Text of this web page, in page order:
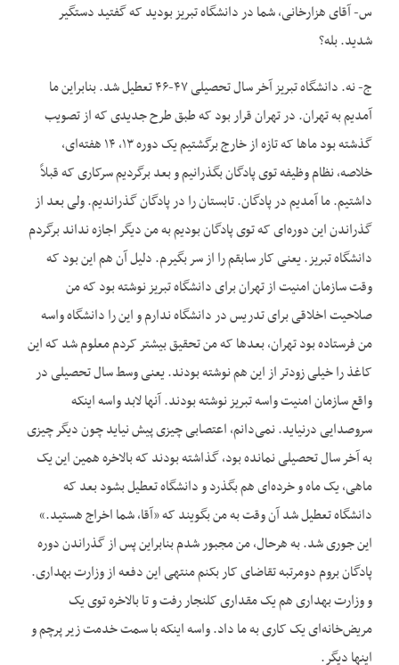
س- آقای هزارخانی، شما در دانشگاه تبریز بودید که گفتید دستگیر
شدید. بله؟
ج- نه. دانشگاه تبریز آخر سال تحصیلی ۴۷-۴۶ تعطیل شد. بنابراین ما
آمدیم به تهران. در تهران قرار بود که طبق طرح جدیدی که از تصویب
گذشته بود ماها که تازه از خارج برگشتیم یک دوره ۱۳، ۱۴ هفته‌ای،
خلاصه، نظام وظیفه توی پادگان بگذرانیم و بعد برگردیم سرکاری که قبلاً
داشتیم. ما آمدیم در پادگان. تابستان را در پادگان گذراندیم. ولی بعد از
گذراندن این دوره‌ای که توی پادگان بودیم به من دیگر اجازه نداند برگردم
دانشگاه تبریز. یعنی کار سابقم را از سر بگیرم. دلیل آن هم این بود که
وقت سازمان امنیت از تهران برای دانشگاه تبریز نوشته بود که من
صلاحیت اخلاقی برای تدریس در دانشگاه ندارم و این را دانشگاه واسه
من فرستاده بود تهران، بعدها که من تحقیق بیشتر کردم معلوم شد که این
کاغذ را خیلی زودتر از این هم نوشته بودند. یعنی وسط سال تحصیلی در
واقع سازمان امنیت واسه تبریز نوشته بودند. آنها لابد واسه اینکه
سروصدایی درنیاید. نمی‌دانم، اعتصابی چیزی پیش نیاید چون دیگر چیزی
به آخر سال تحصیلی نمانده بود، گذاشته بودند که بالاخره همین این یک
ماهی، یک ماه و خرده‌ای هم بگذرد و دانشگاه تعطیل بشود بعد که
دانشگاه تعطیل شد آن وقت به من بگویند که «آقا، شما اخراج هستید.»
این جوری شد. به هرحال، من مجبور شدم بنابراین پس از گذراندن دوره
پادگان بروم دومرتبه تقاضای کار بکنم منتهی این دفعه از وزارت بهداری.
و وزارت بهداری هم یک مقداری کلنجار رفت و تا بالاخره توی یک
مریض‌خانه‌ای یک کاری به ما داد. واسه اینکه با سمت خدمت زیر پرچم و
اینها دیگر.